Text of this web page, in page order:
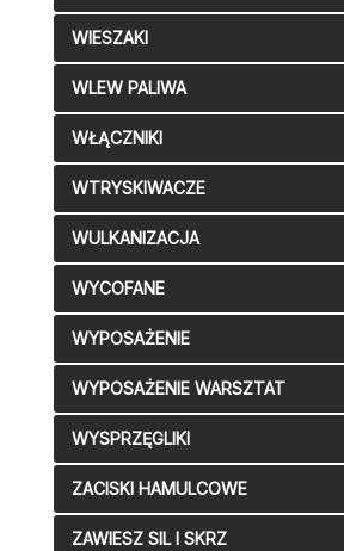
WIESZAKI
WLEW PALIWA
WŁĄCZNIKI
WTRYSKIWACZE
WULKANIZACJA
WYCOFANE
WYPOSAŻENIE
WYPOSAŻENIE WARSZTAT
WYSPRZĘGLIKI
ZACISKI HAMULCOWE
ZAWIESZ SIL I SKRZ